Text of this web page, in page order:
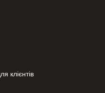
клієнтів